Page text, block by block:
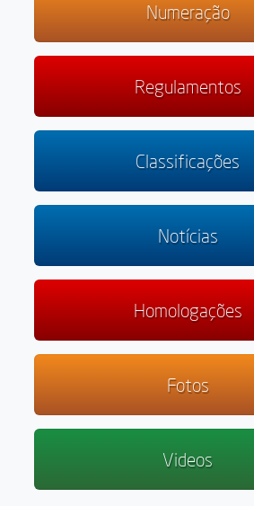
Numeração
Regulamentos
Classificações
Notícias
Homologações
Fotos
Videos